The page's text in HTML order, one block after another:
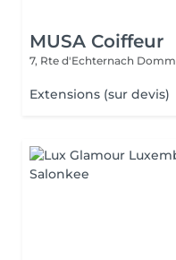
MUSA Coiffeur
7, Rte d'Echternach
Extensions (sur devis)